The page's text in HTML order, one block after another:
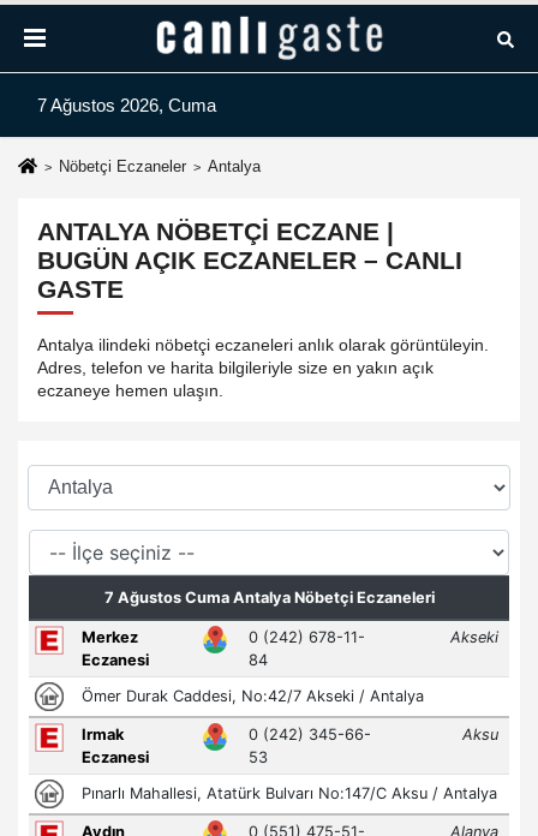
7 Ağustos 2026, Cuma
Nöbetçi Eczaneler Antalya
ANTALYA NÖBETÇI ECZANE |
BUGÜN AÇIK ECZANELER – CANLI
GASTE
Antalya ilindeki nöbetçi eczaneleri anlık olarak görüntüleyin.
Adres, telefon ve harita bilgileriyle size en yakın açık
eczaneye hemen ulaşın.